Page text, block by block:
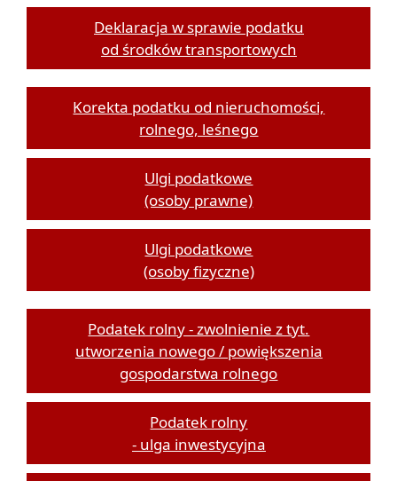
Deklaracja w sprawie podatku
od środków transportowych
Korekta podatku od nieruchomości,
rolnego, leśnego
Ulgi podatkowe
(osoby prawne)
Ulgi podatkowe
(osoby fizyczne)
Podatek rolny - zwolnienie z tyt.
utworzenia nowego / powiększenia
gospodarstwa rolnego
Podatek rolny
- ulga inwestycyjna